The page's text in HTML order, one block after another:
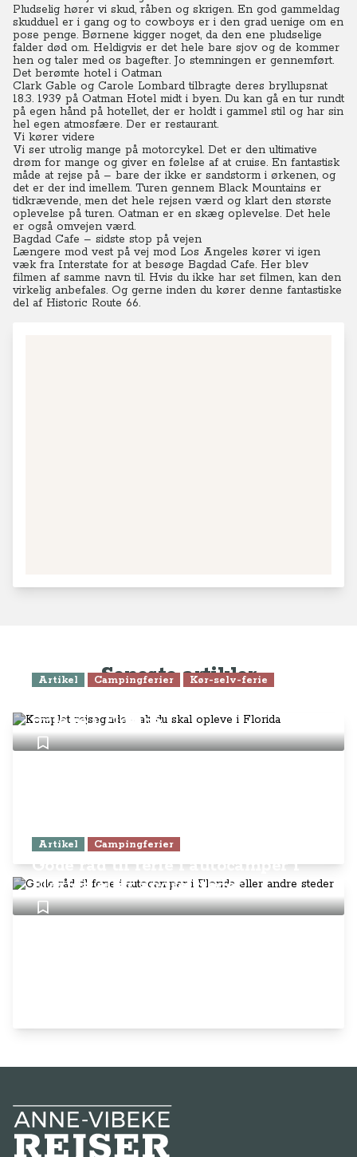
Pludselig hører vi skud, råben og skrigen. En god gammeldag
skudduel er i gang og to cowboys er i den grad uenige om en
pose penge. Børnene kigger noget, da den ene pludselige
falder død om. Heldigvis er det hele bare sjov og de kommer
hen og taler med os bagefter. Jo stemningen er gennemført.
Det berømte hotel i Oatman
Clark Gable og Carole Lombard tilbragte deres bryllupsnat
18.3. 1939 på Oatman Hotel midt i byen. Du kan gå en tur rundt
på egen hånd på hotellet, der er holdt i gammel stil og har sin
hel egen atmosfære. Der er restaurant.
Vi kører videre
Vi ser utrolig mange på motorcykel. Det er den ultimative
drøm for mange og giver en følelse af at cruise. En fantastisk
måde at rejse på – bare der ikke er sandstorm i ørkenen, og
det er der ind imellem. Turen gennem Black Mountains er
tidkrævende, men det hele rejsen værd og klart den største
oplevelse på turen. Oatman er en skæg oplevelse. Det hele
er også omvejen værd.
Bagdad Cafe – sidste stop på vejen
Længere mod vest på vej mod Los Angeles kører vi igen
væk fra Interstate for at besøge Bagdad Cafe. Her blev
filmen af samme navn til. Hvis du ikke har set filmen, kan den
virkelig anbefales. Og gerne inden du kører denne fantastiske
del af Historic Route 66.
Seneste artikler
Artikel Campingferier Kør-selv-ferie
opleve i Florida
Artikel Campingferier
Gode råd til ferie i autocamper i
Florida eller andre steder
Anne-Vibeke Rejser